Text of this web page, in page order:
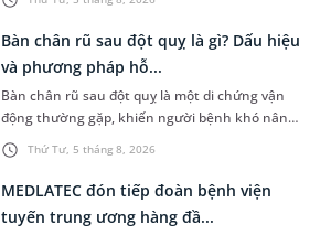
chiến lược chẩn đoán chính...
Thứ Tư, 5 tháng 8, 2026
Bàn chân rũ sau đột quỵ là gì? Dấu hiệu
và phương pháp hỗ...
Bàn chân rũ sau đột quỵ là một di chứng vận
động thường gặp, khiến người bệnh khó nâng
bàn chân khi đi lại, làm tăng nguy cơ vấp ngã và
ảnh hưởng đến khả năn...
MEDLATEC đón tiếp đoàn bệnh viện
tuyến trung ương hàng đầ...